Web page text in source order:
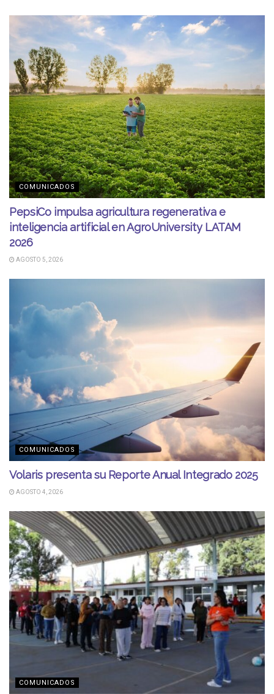
COMUNICADOS
PepsiCo impulsa agricultura regenerativa e
inteligencia artificial en AgroUniversity LATAM
2026
AGOSTO 5, 2026
COMUNICADOS
Volaris presenta su Reporte Anual Integrado 2025
AGOSTO 4, 2026
COMUNICADOS